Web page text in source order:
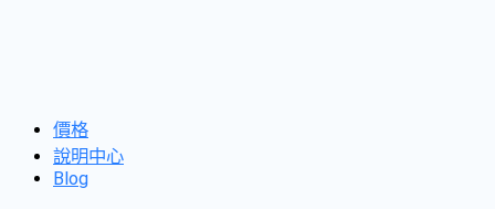
價格
說明中心
Blog